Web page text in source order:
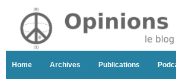
Home Archives Publications